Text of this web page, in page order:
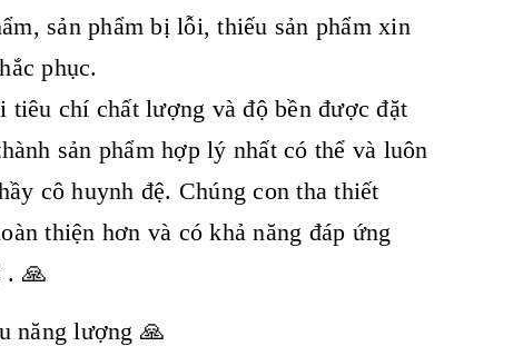
sản phẩm bị lỗi, thiếu sản phẩm xin
phục.
chí chất lượng và độ bền được đặt
sản phẩm hợp lý nhất có thể và luôn
cô huynh đệ. Chúng con tha thiết
thiện hơn và có khả năng đáp ứng
. 🙏
năng lượng 🙏